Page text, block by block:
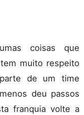
coisas que
muito respeito
de um time
deu passos
franquia volte a